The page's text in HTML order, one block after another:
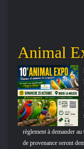
Animal
règlement à demander
de provenance seront